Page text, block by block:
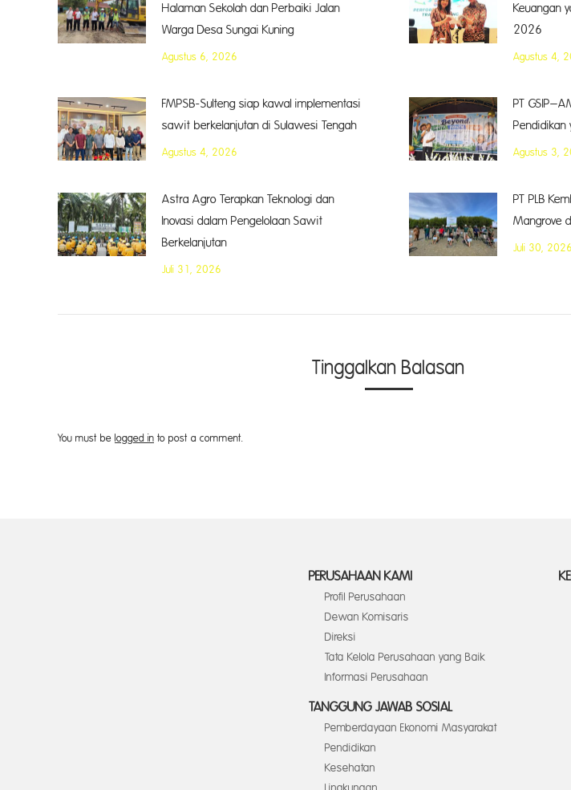
Halaman Sekolah dan Perbaiki Jalan
Warga Desa Sungai Kuning
Agustus 6, 2026
Keuangan
2026
Agustus 4,
FMPSB-Sulteng siap kawal implementasi
sawit berkelanjutan di Sulawesi Tengah
Agustus 4, 2026
PT
Pendidikan
Agustus 3,
Astra Agro Terapkan Teknologi dan
Inovasi dalam Pengelolaan Sawit
Berkelanjutan
Juli 31, 2026
PT PLB
Mangrove
Juli 30, 2026
Tinggalkan Balasan
You must be logged in to post a comment.
PERUSAHAAN KAMI
Profil Perusahaan
Dewan Komisaris
Direksi
Tata Kelola Perusahaan yang Baik
Informasi Perusahaan
TANGGUNG JAWAB SOSIAL
Pemberdayaan Ekonomi Masyarakat
Pendidikan
Kesehatan
Lingkungan